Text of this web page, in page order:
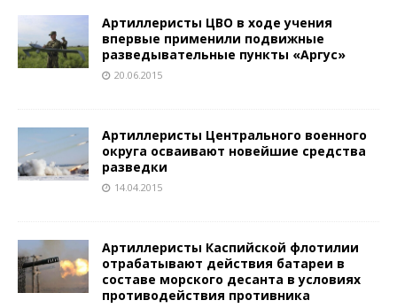
Артиллеристы ЦВО в ходе учения
впервые применили подвижные
разведывательные пункты «Аргус»
20.06.2015
Артиллеристы Центрального военного
округа осваивают новейшие средства
разведки
14.04.2015
Артиллеристы Каспийской флотилии
отрабатывают действия батареи в
составе морского десанта в условиях
противодействия противника